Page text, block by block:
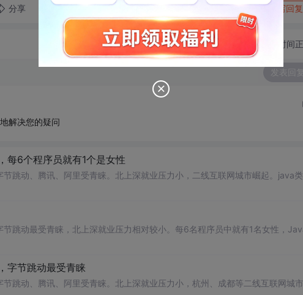
分享 转发到动态 举报 写回复
切换为时间
发表回复
解决您的疑问
每6个程序员就有1个是女性
节跳动、腾讯、阿里受青睐。北上深就业压力小，二线互联网城市崛起。java
节跳动最受青睐，北上深就业压力相对较小。每6名程序员中就有1名女性，
字节跳动最受青睐
节跳动、腾讯、阿里受青睐。北上深就业压力小，杭州、成都等二线互联网城